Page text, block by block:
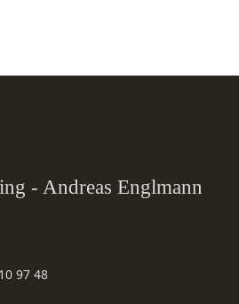
- Andreas Englmann
97 48